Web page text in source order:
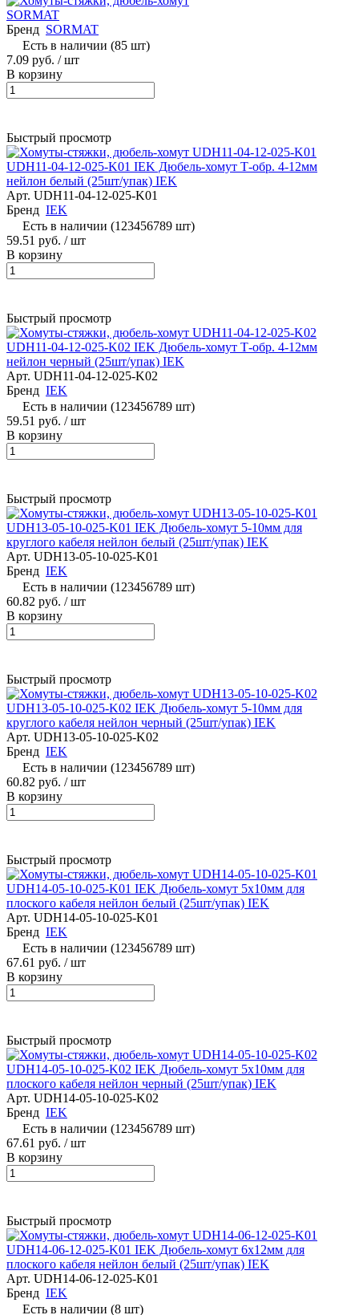
SORMAT
Бренд SORMAT
Есть в наличии (85 шт)
7.09 руб. / шт
В корзину
Быстрый просмотр
UDH11-04-12-025-K01 IEK Дюбель-хомут Т-обр. 4-12мм
нейлон белый (25шт/упак) IEK
Арт. UDH11-04-12-025-K01
Бренд IEK
Есть в наличии (123456789 шт)
59.51 руб. / шт
В корзину
Быстрый просмотр
UDH11-04-12-025-K02 IEK Дюбель-хомут Т-обр. 4-12мм
нейлон черный (25шт/упак) IEK
Арт. UDH11-04-12-025-K02
Бренд IEK
Есть в наличии (123456789 шт)
59.51 руб. / шт
В корзину
Быстрый просмотр
UDH13-05-10-025-K01 IEK Дюбель-хомут 5-10мм для
круглого кабеля нейлон белый (25шт/упак) IEK
Арт. UDH13-05-10-025-K01
Бренд IEK
Есть в наличии (123456789 шт)
60.82 руб. / шт
В корзину
Быстрый просмотр
UDH13-05-10-025-K02 IEK Дюбель-хомут 5-10мм для
круглого кабеля нейлон черный (25шт/упак) IEK
Арт. UDH13-05-10-025-K02
Бренд IEK
Есть в наличии (123456789 шт)
60.82 руб. / шт
В корзину
Быстрый просмотр
UDH14-05-10-025-K01 IEK Дюбель-хомут 5х10мм для
плоского кабеля нейлон белый (25шт/упак) IEK
Арт. UDH14-05-10-025-K01
Бренд IEK
Есть в наличии (123456789 шт)
67.61 руб. / шт
В корзину
Быстрый просмотр
UDH14-05-10-025-K02 IEK Дюбель-хомут 5х10мм для
плоского кабеля нейлон черный (25шт/упак) IEK
Арт. UDH14-05-10-025-K02
Бренд IEK
Есть в наличии (123456789 шт)
67.61 руб. / шт
В корзину
Быстрый просмотр
UDH14-06-12-025-K01 IEK Дюбель-хомут 6х12мм для
плоского кабеля нейлон белый (25шт/упак) IEK
Арт. UDH14-06-12-025-K01
Бренд IEK
Есть в наличии (8 шт)